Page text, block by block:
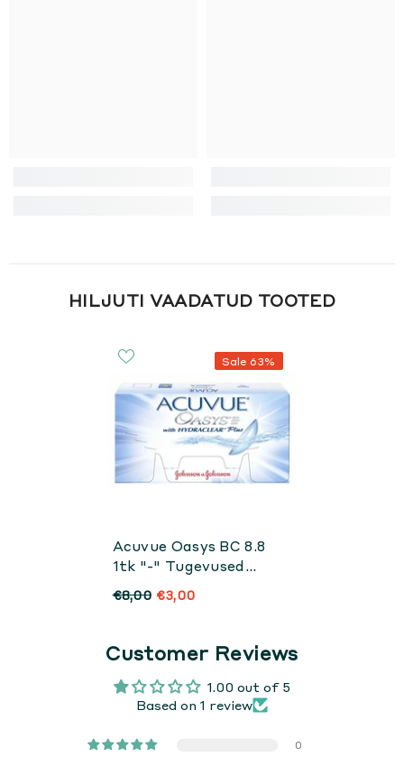
HILJUTI VAADATUD TOOTED
Sale 63%
Acuvue Oasys BC 8.8
1tk "-" Tugevused
Tühjendusmüük
€8,00 €3,00
Customer Reviews
1.00 out of 5
Based on 1 review
0